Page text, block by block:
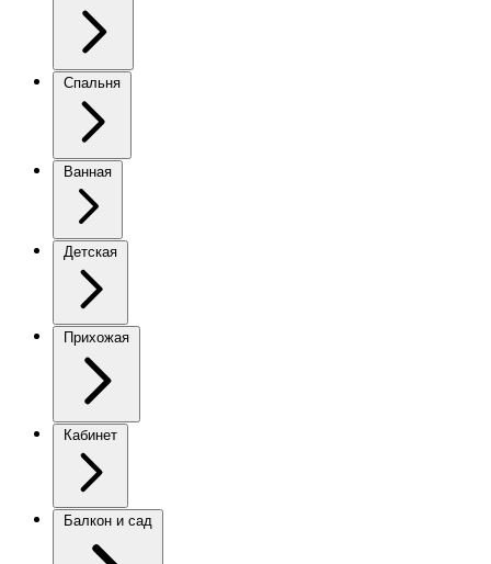
Спальня
Ванная
Детская
Прихожая
Кабинет
Балкон и сад